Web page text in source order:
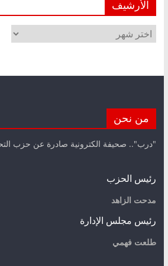
الأرشيف
الأرشيف
من نحن
"درب".. صحيفة الكترونية صادرة عن حزب
رئيس الحزب
مدحت الزاهد
رئيس مجلس الإدارة
طلعت فهمي